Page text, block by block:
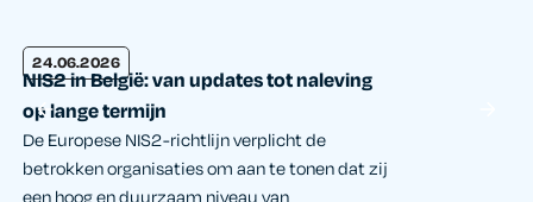
24.06.2026
NIS2 in België: van updates tot naleving
op lange termijn
De Europese NIS2-richtlijn verplicht de
betrokken organisaties om aan te tonen dat zij